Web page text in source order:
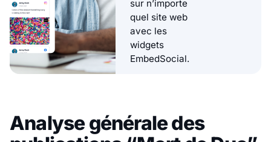
sur n’importe
quel site web
avec les
widgets
EmbedSocial.
Analyse générale des